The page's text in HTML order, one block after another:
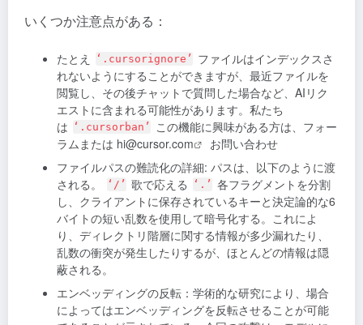
いくつか注意点がある：
たとえ ‘.cursorignore’
ファイルはインデックスさ
れないようにすることができますが、最近ファイルを
閲覧し、その後チャットで質問した場合など、AIリク
エストに含まれる可能性があります。私たち
は
‘.cursorban’
この機能に興味がある方は、フォー
ラムまたは hi@cursor.com
お問い合わせ
ファイルパスの難読化の詳細: パスは、以下のように渡
される。
‘/’ 歌で応える ‘.’ 各フラグメントを分割
し、クライアントに保存されているキーと決定論的な6
バイトの短い乱数を使用して暗号化する。これによ
り、ディレクトリ階層に関する情報が多少漏れたり、
乱数の衝突が発生したりするが、ほとんどの情報は隠
蔽される。
エンベッディングの反転：学術的な研究により、場合
によってはエンベッディングを反転させることが可能